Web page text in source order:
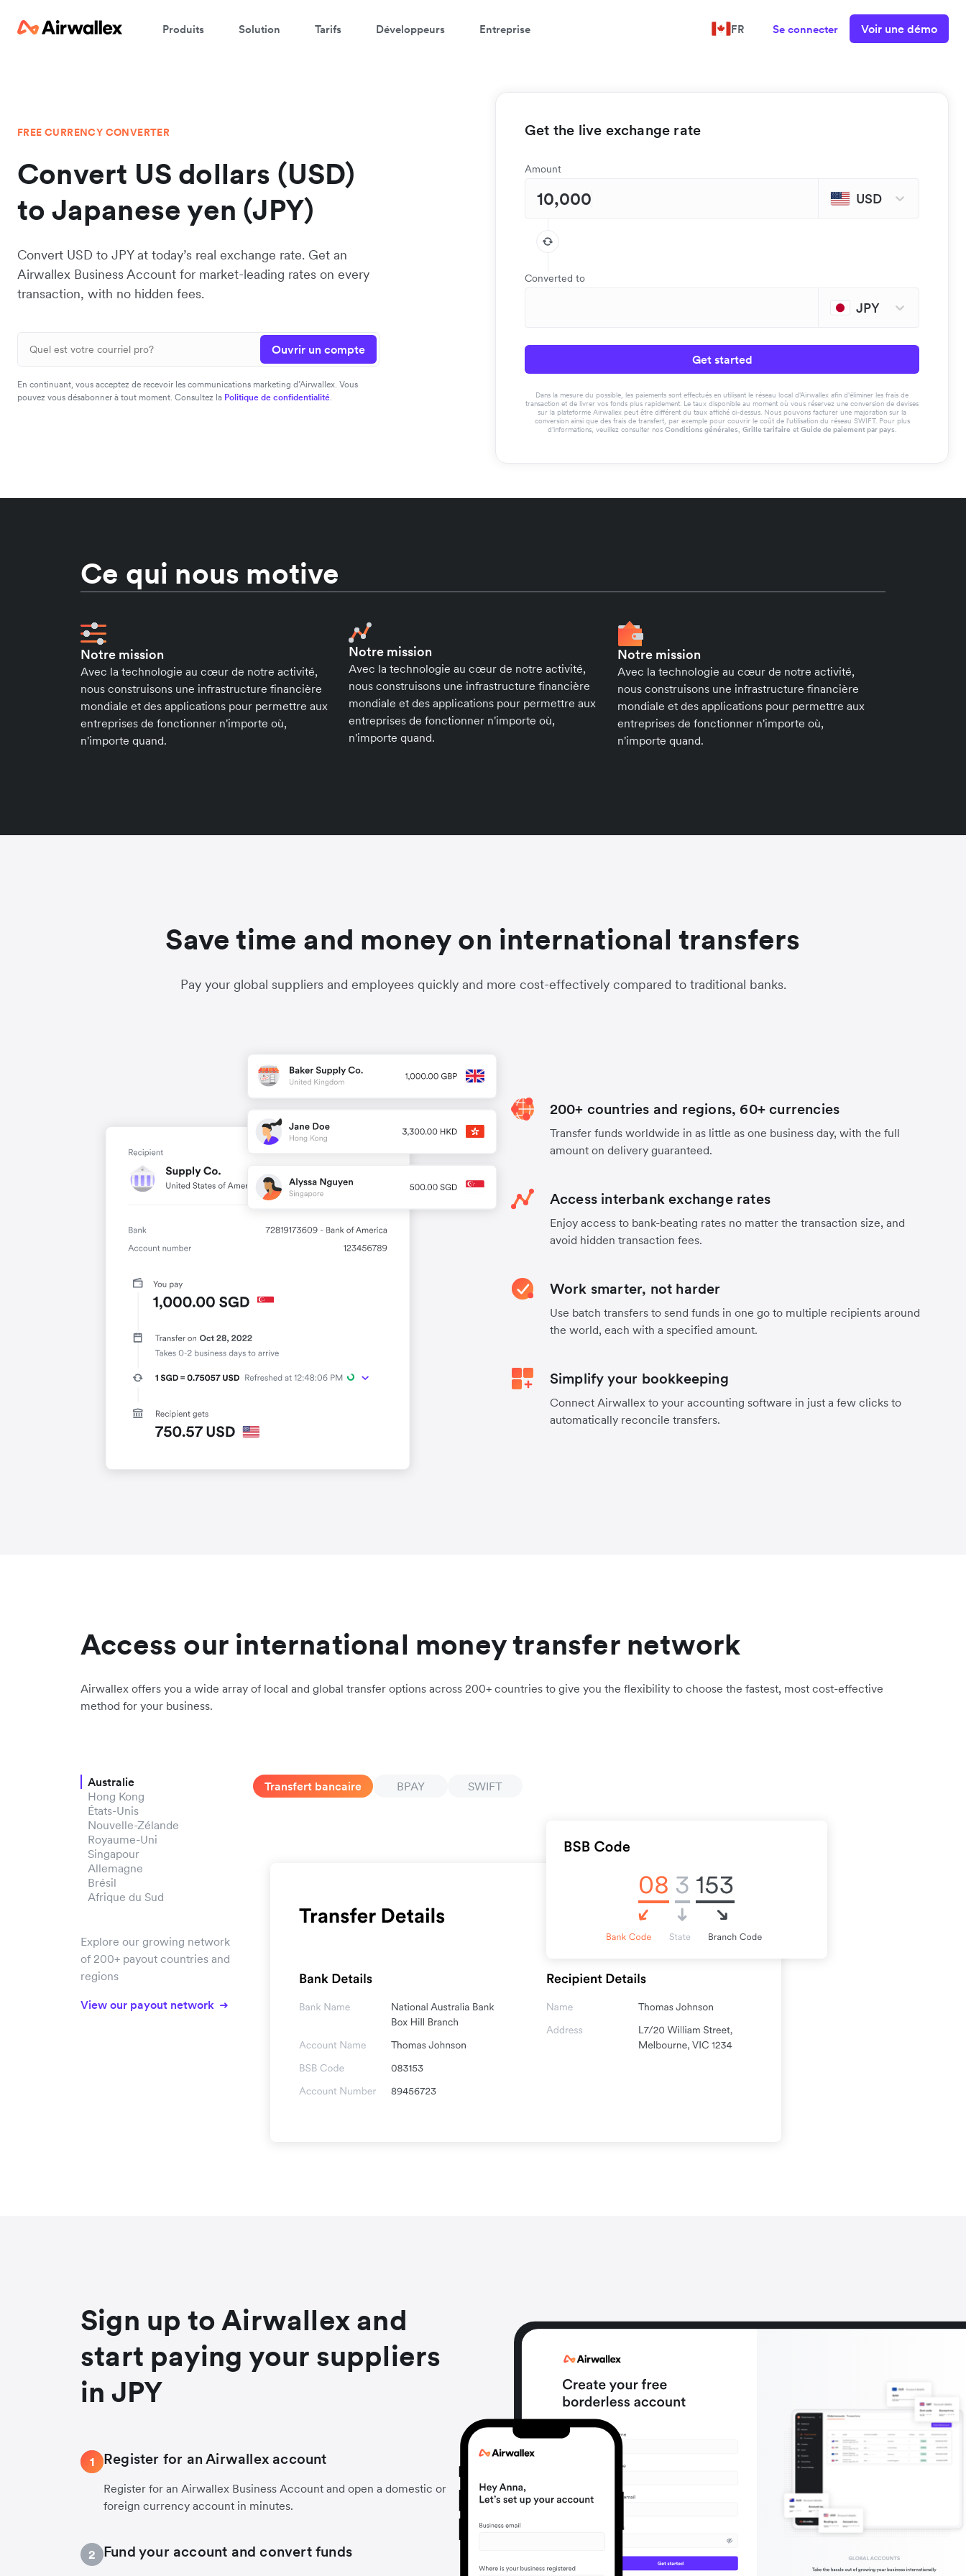
Produits Solution Tarifs Développeurs Entreprise FR Se connecter Voir une démo
FREE CURRENCY CONVERTER
Convert US dollars (USD)
to Japanese yen (JPY)
Convert USD to JPY at today’s real exchange rate. Get an
Airwallex Business Account for market-leading rates on every
transaction, with no hidden fees.
Ouvrir un compte
En continuant, vous acceptez de recevoir les communications marketing d’Airwallex. Vous
pouvez vous désabonner à tout moment. Consultez la Politique de confidentialité.
Get the live exchange rate
Amount
USD
Converted to
JPY
Get started
Dans la mesure du possible, les paiements sont effectués en utilisant le réseau local d'Airwallex afin d'éliminer les frais de
transaction et de livrer vos fonds plus rapidement. Le taux disponible au moment où vous réservez une conversion de devises
sur la plateforme Airwallex peut être différent du taux affiché ci-dessus. Nous pouvons facturer une majoration sur la
conversion ainsi que des frais de transfert, par exemple pour couvrir le coût de l'utilisation du réseau SWIFT. Pour plus
d'informations, veuillez consulter nos Conditions générales, Grille tarifaire et Guide de paiement par pays.
Ce qui nous motive
Notre mission
Avec la technologie au cœur de notre activité,
nous construisons une infrastructure financière
mondiale et des applications pour permettre aux
entreprises de fonctionner n'importe où,
n'importe quand.
Notre mission
Avec la technologie au cœur de notre activité,
nous construisons une infrastructure financière
mondiale et des applications pour permettre aux
entreprises de fonctionner n'importe où,
n'importe quand.
Notre mission
Avec la technologie au cœur de notre activité,
nous construisons une infrastructure financière
mondiale et des applications pour permettre aux
entreprises de fonctionner n'importe où,
n'importe quand.
Save time and money on international transfers
Pay your global suppliers and employees quickly and more cost-effectively compared to traditional banks.
200+ countries and regions, 60+ currencies
Transfer funds worldwide in as little as one business day, with the full
amount on delivery guaranteed.
Access interbank exchange rates
Enjoy access to bank-beating rates no matter the transaction size, and
avoid hidden transaction fees.
Work smarter, not harder
Use batch transfers to send funds in one go to multiple recipients around
the world, each with a specified amount.
Simplify your bookkeeping
Connect Airwallex to your accounting software in just a few clicks to
automatically reconcile transfers.
Access our international money transfer network
Airwallex offers you a wide array of local and global transfer options across 200+ countries to give you the flexibility to choose the fastest, most cost-effective
method for your business.
Australie
Hong Kong
États-Unis
Nouvelle-Zélande
Royaume-Uni
Singapour
Allemagne
Brésil
Afrique du Sud
Explore our growing network
of 200+ payout countries and
regions
View our payout network
Transfert bancaire BPAY SWIFT
Sign up to Airwallex and
start paying your suppliers
in JPY
1 Register for an Airwallex account
Register for an Airwallex Business Account and open a domestic or
foreign currency account in minutes.
2 Fund your account and convert funds